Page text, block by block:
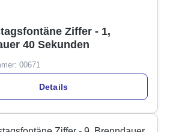
Ziffer - 1,
40 Sekunden
00671
Details